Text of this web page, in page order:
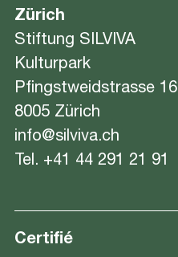
Zürich
Stiftung SILVIVA
Kulturpark
Pfingstweidstrasse 16
8005 Zürich
info@silviva.ch
Tel. +41 44 291 21 91
Certifié